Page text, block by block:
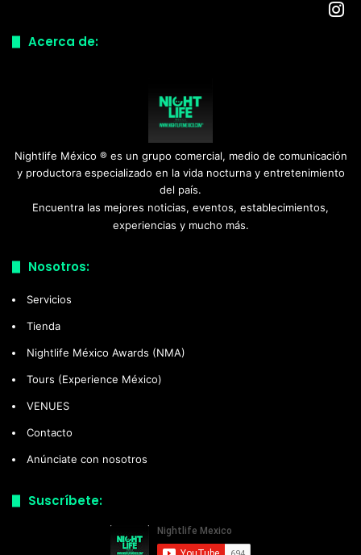
Acerca de:
Nightlife México ® es un grupo comercial, medio de comunicación
y productora especializado en la vida nocturna y entretenimiento
del país.
Encuentra las mejores noticias, eventos, establecimientos,
experiencias y mucho más.
Nosotros:
Servicios
Tienda
Nightlife México Awards (NMA)
Tours (Experience México)
VENUES
Contacto
Anúnciate con nosotros
Suscríbete: